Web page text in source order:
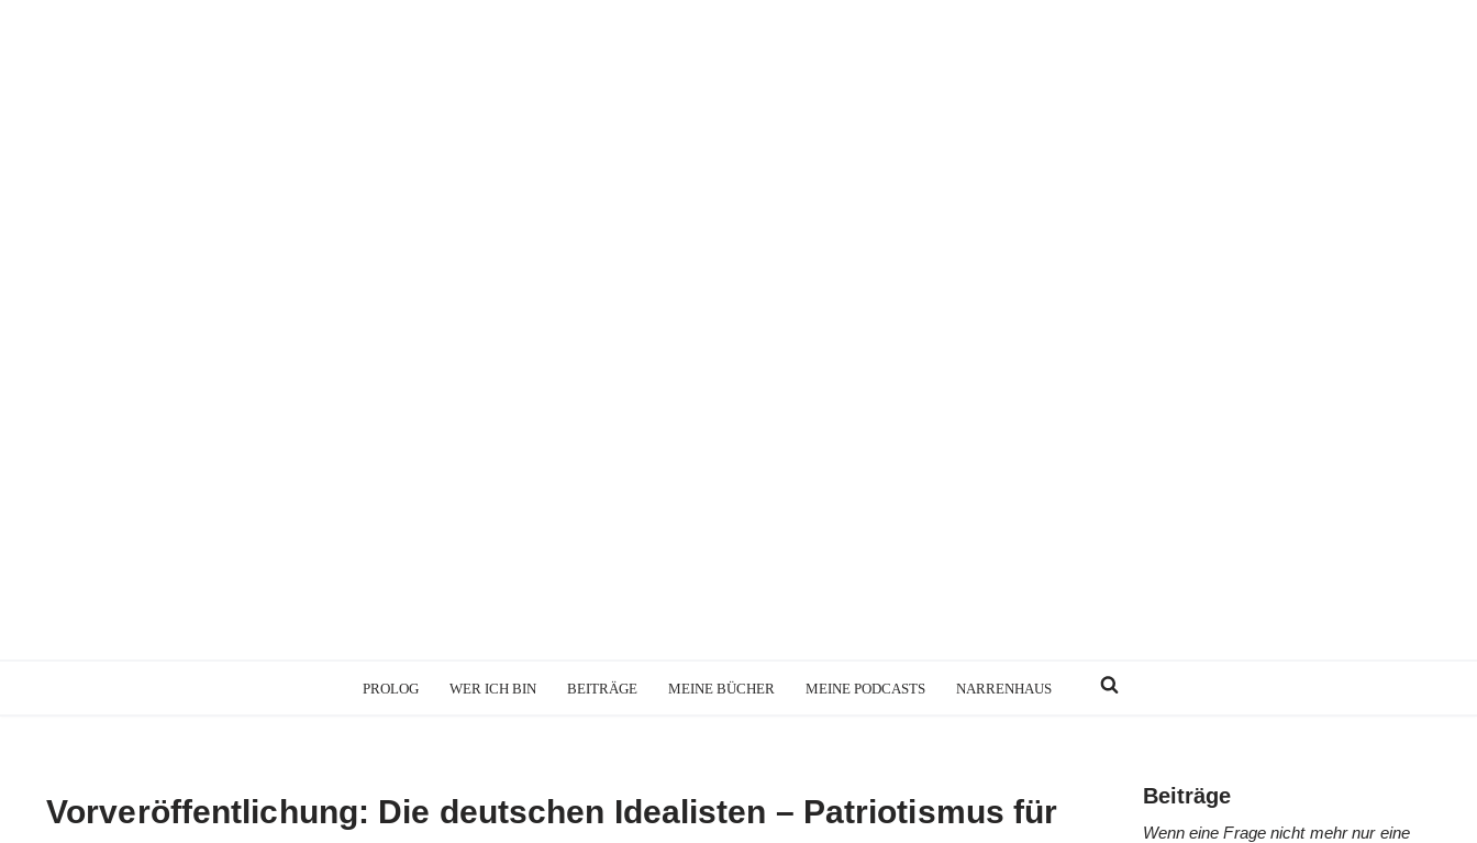
PROLOG WER ICH BIN BEITRÄGE MEINE BÜCHER MEINE PODCASTS NARRENHAUS
Vorveröffentlichung: Die deutschen Idealisten – Patriotismus für
Beiträge
Wenn eine Frage nicht mehr nur eine